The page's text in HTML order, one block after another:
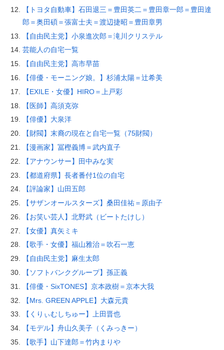
【トヨタ自動車】石田退三＝豊田英二＝豊田章一郎＝豊田達
郎＝奥田碩＝張富士夫＝渡辺捷昭＝豊田章男
【自由民主党】小泉進次郎＝滝川クリステル
芸能人の自宅一覧
【自由民主党】高市早苗
【俳優・モーニング娘。】杉浦太陽＝辻希美
【EXILE・女優】HIRO＝上戸彩
【医師】高須克弥
【俳優】大泉洋
【財閥】末裔の現在と自宅一覧（75財閥）
【漫画家】冨樫義博＝武内直子
【アナウンサー】田中みな実
【都道府県】長者番付1位の自宅
【評論家】山田五郎
【サザンオールスターズ】桑田佳祐＝原由子
【お笑い芸人】北野武（ビートたけし）
【女優】真矢ミキ
【歌手・女優】福山雅治＝吹石一恵
【自由民主党】麻生太郎
【ソフトバンクグループ】孫正義
【俳優・SixTONES】京本政樹＝京本大我
【Mrs. GREEN APPLE】大森元貴
【くりぃむしちゅー】上田晋也
【モデル】舟山久美子（くみっきー）
【歌手】山下達郎＝竹内まりや